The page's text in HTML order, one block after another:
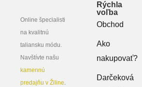
Online špecialisti
na kvalitnú
taliansku módu.
Navštívte našu
kamennú
predajňu v Žiline.
Rýchla
voľba
Obchod
Ako
nakupovať?
Darčeková